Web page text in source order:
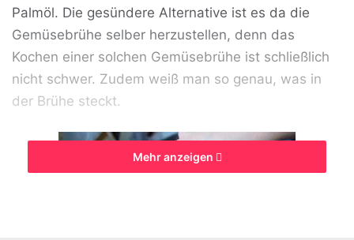
Palmöl. Die gesündere Alternative ist es da die
Gemüsebrühe selber herzustellen, denn das
Kochen einer solchen Gemüsebrühe ist schließlich
nicht schwer. Zudem weiß man so genau, was in
der Brühe steckt.
Mehr anzeigen